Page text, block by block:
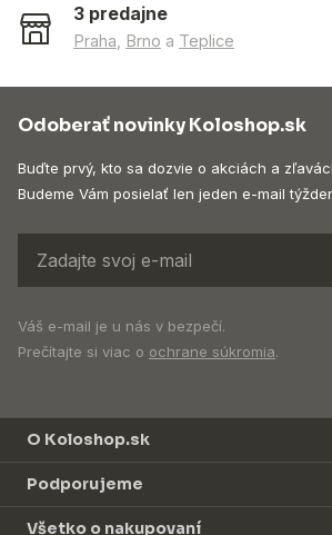
3 predajne
Praha Brno a Teplice
Odoberať novinky Koloshop.sk
Buďte prvý, kto sa dozvie o akciách a
Budeme Vám posielať len jeden e-mail
Váš e-mail je u nás v bezpečí.
Prečítajte si viac o ochrane súkromia.
O Koloshop.sk
Podporujeme
Všetko o nakupovaní